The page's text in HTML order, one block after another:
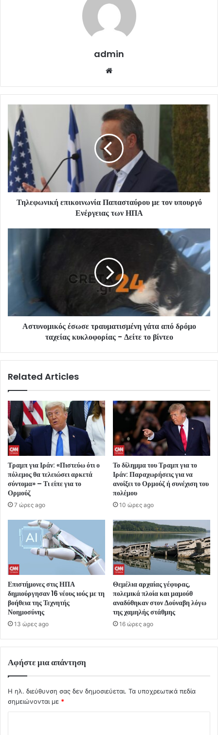
admin
Τηλεφωνική επικοινωνία Παπασταύρου με τον υπουργό
Ενέργειας των ΗΠΑ
Αστυνομικός έσωσε τραυματισμένη γάτα από δρόμο
ταχείας κυκλοφορίας - Δείτε το βίντεο
Related Articles
Τραμπ για Ιράν: «Πιστεύω ότι ο
πόλεμος θα τελειώσει αρκετά
σύντομα» – Τι είπε για το
Ορμούζ
7 ώρες ago
Το δίλημμα του Τραμπ για το
Ιράν: Παραχωρήσεις για να
ανοίξει το Ορμούζ ή συνέχιση του
πολέμου
10 ώρες ago
Επιστήμονες στις ΗΠΑ
δημιούργησαν 16 νέους ιούς με τη
βοήθεια της Τεχνητής
Νοημοσύνης
13 ώρες ago
Θεμέλια αρχαίας γέφυρας,
πολεμικά πλοία και μαμούθ
αναδύθηκαν στον Δούναβη λόγω
της χαμηλής στάθμης
16 ώρες ago
Αφήστε μια απάντηση
Η ηλ. διεύθυνση σας δεν δημοσιεύεται. Τα υποχρεωτικά πεδία
σημειώνονται με *